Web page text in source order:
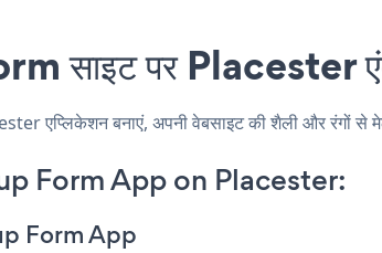
साइट पर Placester
एप्लिकेशन बनाएं, अपनी वेबसाइट की शैली और रंगों से
Form App on Placester:
Form App